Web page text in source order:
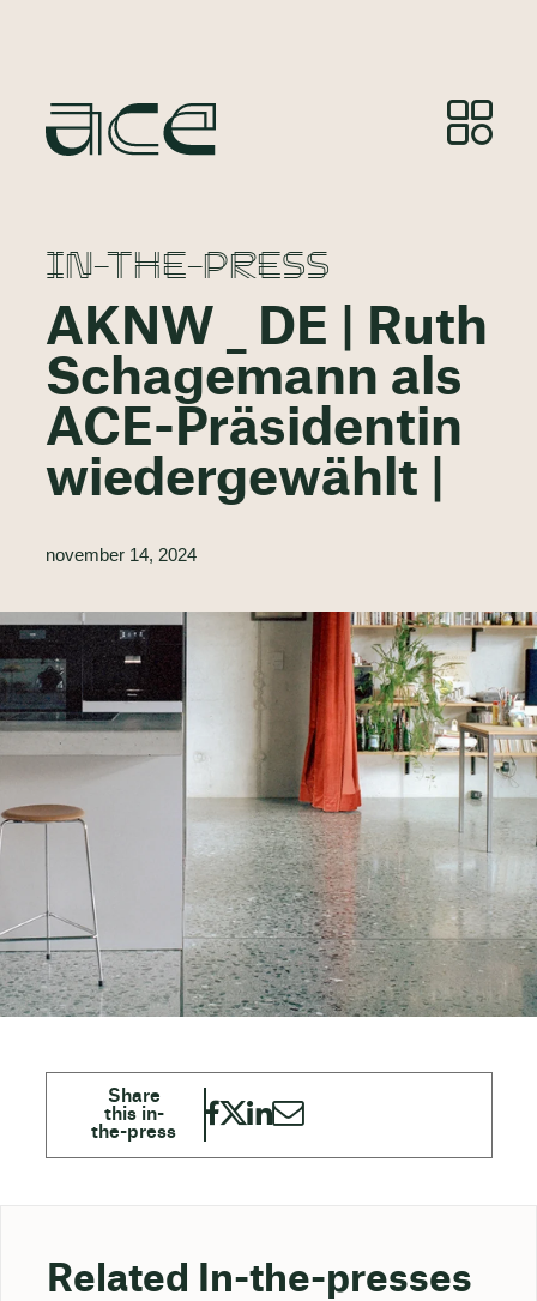
IN-THE-PRESS
AKNW _ DE | Ruth
Schagemann als
ACE-Präsidentin
wiedergewählt |
november 14, 2024
Related In-the-presses